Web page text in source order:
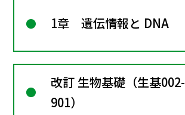
1章 遺伝情報と DNA
改訂 生物基礎（生基002-
901）